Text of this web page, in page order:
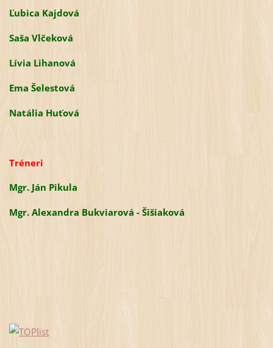
Ľubica Kajdová
Saša Vlčeková
Lívia Lihanová
Ema Šelestová
Natália Huťová
Tréneri
Mgr. Ján Pikula
Mgr. Alexandra Bukviarová - Šišiaková